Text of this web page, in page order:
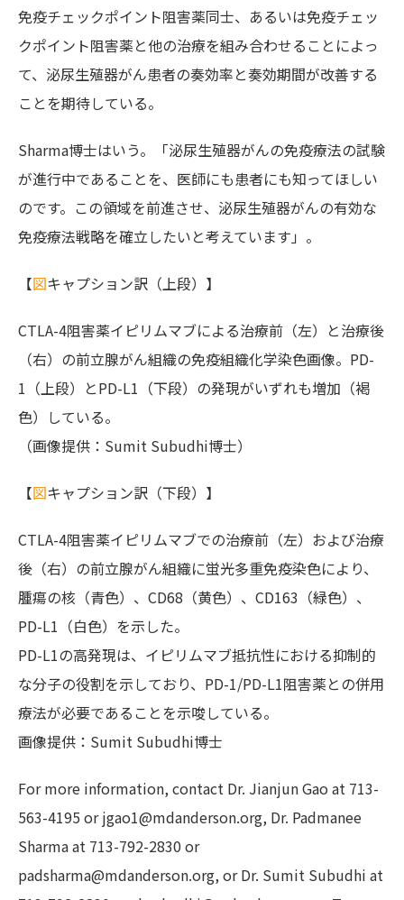
免疫チェックポイント阻害薬同士、あるいは免疫チェッ
クポイント阻害薬と他の治療を組み合わせることによっ
て、泌尿生殖器がん患者の奏効率と奏効期間が改善する
ことを期待している。
Sharma博士はいう。「泌尿生殖器がんの免疫療法の試験
が進行中であることを、医師にも患者にも知ってほしい
のです。この領域を前進させ、泌尿生殖器がんの有効な
免疫療法戦略を確立したいと考えています」。
【図キャプション訳（上段）】
CTLA-4阻害薬イピリムマブによる治療前（左）と治療後
（右）の前立腺がん組織の免疫組織化学染色画像。PD-
1（上段）とPD-L1（下段）の発現がいずれも増加（褐
色）している。
（画像提供：Sumit Subudhi博士）
【図キャプション訳（下段）】
CTLA-4阻害薬イピリムマブでの治療前（左）および治療
後（右）の前立腺がん組織に蛍光多重免疫染色により、
腫瘍の核（青色）、CD68（黄色）、CD163（緑色）、
PD-L1（白色）を示した。
PD-L1の高発現は、イピリムマブ抵抗性における抑制的
な分子の役割を示しており、PD-1/PD-L1阻害薬との併用
療法が必要であることを示唆している。
画像提供：Sumit Subudhi博士
For more information, contact Dr. Jianjun Gao at 713-
563-4195 or jgao1@mdanderson.org, Dr. Padmanee
Sharma at 713-792-2830 or
padsharma@mdanderson.org, or Dr. Sumit Subudhi at